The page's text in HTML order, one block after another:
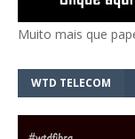
Muito mais que
WTD TELECOM